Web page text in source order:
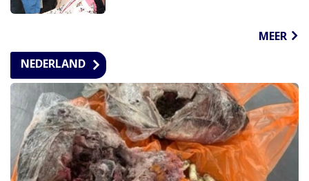
MEER
NEDERLAND